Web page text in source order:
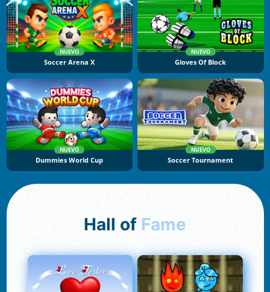
NUEVO
Soccer Arena X
NUEVO
Gloves Of Block
NUEVO
Dummies World Cup
NUEVO
Soccer Tournament
Hall of Fame